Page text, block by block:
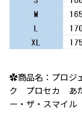
✿商品名：プロジ
ク プロセカ あ
ー・ザ・スマイ